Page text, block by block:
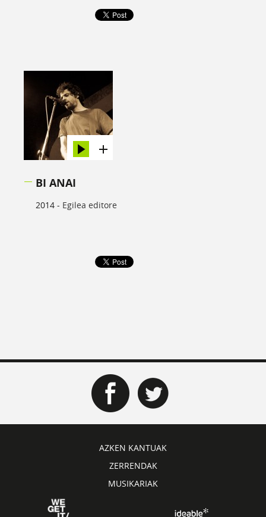
BI ANAI
2014 - Egilea editore
AZKEN KANTUAK
ZERRENDAK
MUSIKARIAK